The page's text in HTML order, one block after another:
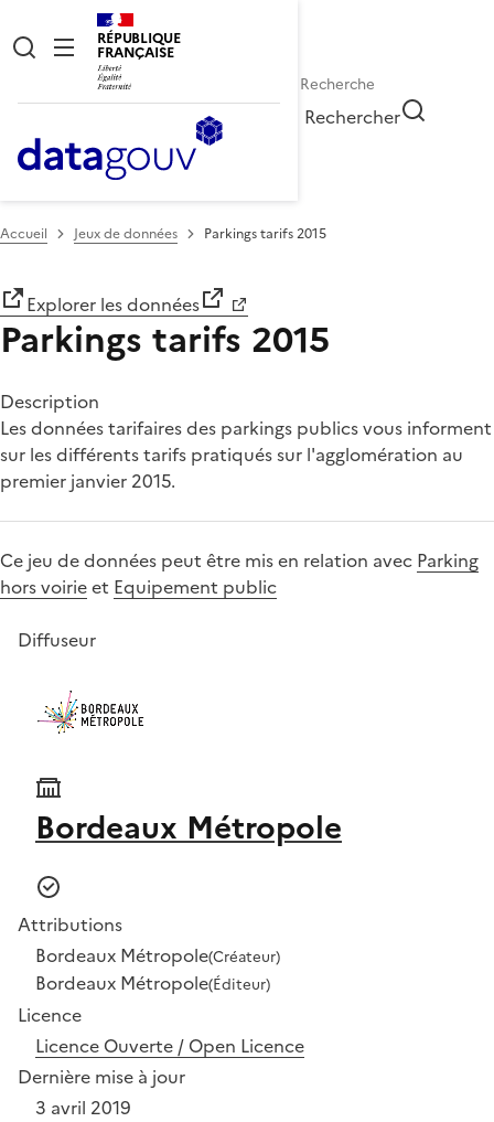
RÉPUBLIQUE
FRANÇAISE
Rechercher
Accueil Jeux de données Parkings tarifs 2015
Explorer les données
Parkings tarifs 2015
Description
Les données tarifaires des parkings publics vous informent
sur les différents tarifs pratiqués sur l'agglomération au
premier janvier 2015.
Ce jeu de données peut être mis en relation avec Parking
hors voirieet Equipement public
Diffuseur
Bordeaux Métropole
Attributions
Bordeaux Métropole(Créateur)
Bordeaux Métropole(Éditeur)
Licence
Licence Ouverte / Open Licence
Dernière mise à jour
3 avril 2019